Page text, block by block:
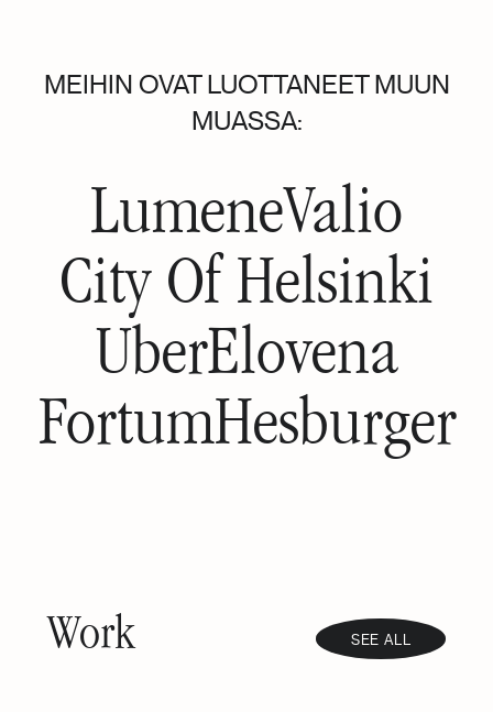
MEIHIN OVAT LUOTTANEET MUUN
MUASSA:
LumeneValio
City Of Helsinki
UberElovena
FortumHesburger
Work SEE ALL